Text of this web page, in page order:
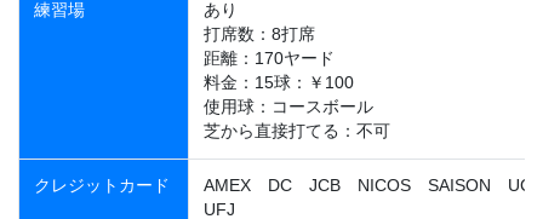
練習場
あり
打席数：8打席
距離：170ヤード
料金：15球：￥100
使用球：コースボール
芝から直接打てる：不可
クレジットカード
AMEX DC JCB NICOS SAISON
UFJ